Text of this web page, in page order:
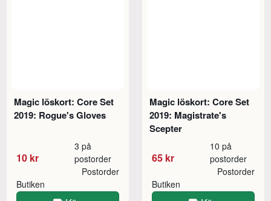
Magic löskort: Core Set
2019: Rogue's Gloves
10 kr
3 på
postorder
Butiken
Postorder
Magic löskort: Core Set
2019: Magistrate's
Scepter
65 kr
10 på
postorder
Butiken
Postorder